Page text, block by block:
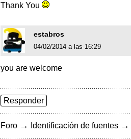
Thank You
estabros
04/02/2014 a las 16:29
you are welcome
Responder
Foro → Identificación de fuentes →